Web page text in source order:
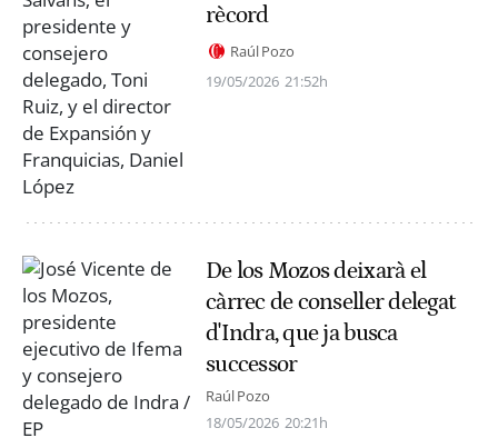
rècord
Raúl Pozo
19/05/2026 21:52h
De los Mozos deixarà el
càrrec de conseller delegat
d'Indra, que ja busca
successor
Raúl Pozo
18/05/2026 20:21h